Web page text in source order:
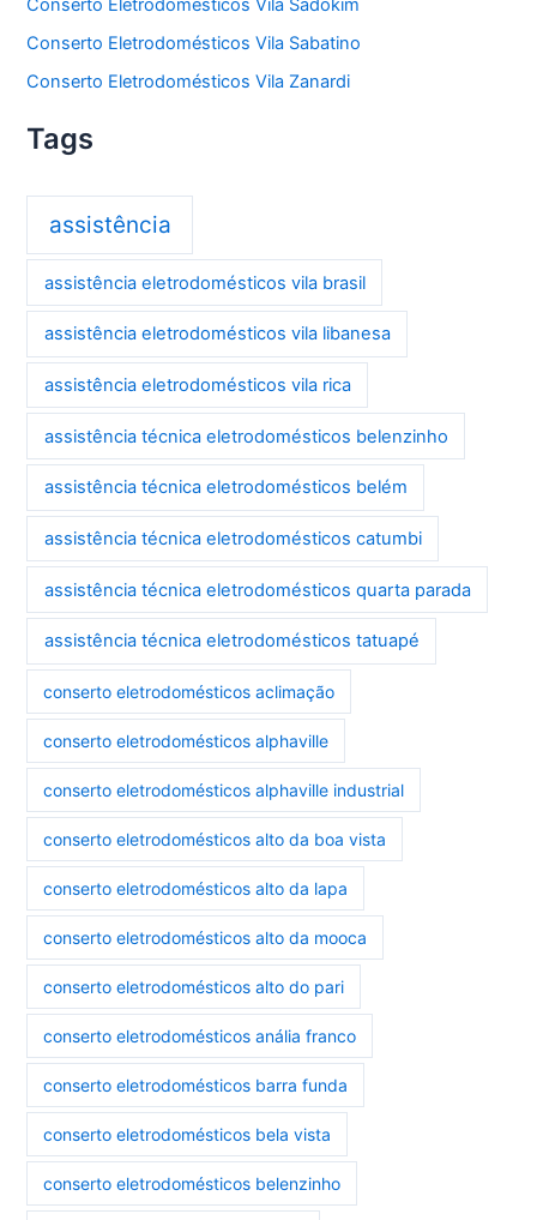
Conserto Eletrodomésticos Vila Sadokim
Conserto Eletrodomésticos Vila Sabatino
Conserto Eletrodomésticos Vila Zanardi
Tags
assistência
assistência eletrodomésticos vila brasil
assistência eletrodomésticos vila libanesa
assistência eletrodomésticos vila rica
assistência técnica eletrodomésticos belenzinho
assistência técnica eletrodomésticos belém
assistência técnica eletrodomésticos catumbi
assistência técnica eletrodomésticos quarta parada
assistência técnica eletrodomésticos tatuapé
conserto eletrodomésticos aclimação
conserto eletrodomésticos alphaville
conserto eletrodomésticos alphaville industrial
conserto eletrodomésticos alto da boa vista
conserto eletrodomésticos alto da lapa
conserto eletrodomésticos alto da mooca
conserto eletrodomésticos alto do pari
conserto eletrodomésticos anália franco
conserto eletrodomésticos barra funda
conserto eletrodomésticos bela vista
conserto eletrodomésticos belenzinho